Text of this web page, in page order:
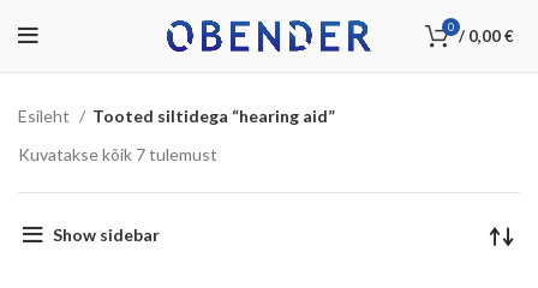
0 / 0,00€
Esileht
Tooted siltidega “hearing aid”
Kuvatakse kõik 7 tulemust
Show sidebar